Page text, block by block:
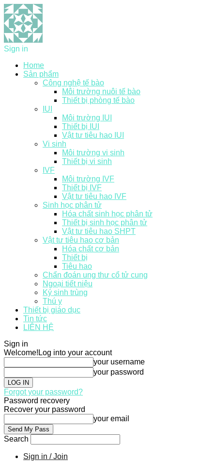
Sign in
Home
Sản phẩm
Công nghệ tế bào
Môi trường nuôi tế bào
Thiết bị phòng tế bào
IUI
Môi trường IUI
Thiết bị IUI
Vật tư tiêu hao IUI
Vi sinh
Môi trường vi sinh
Thiết bị vi sinh
IVF
Môi trường IVF
Thiết bị IVF
Vật tư tiêu hao IVF
Sinh học phân tử
Hóa chất sinh học phân tử
Thiết bị sinh học phân tử
Vật tư tiêu hao SHPT
Vật tư tiêu hao cơ bản
Hóa chất cơ bản
Thiết bị
Tiêu hao
Chẩn đoán ung thư cổ tử cung
Ngoại tiết niệu
Ký sinh trùng
Thú y
Thiết bị giáo dục
Tin tức
LIÊN HỆ
Sign in
Welcome! Log into your account
your username
your password
Forgot your password?
Password recovery
Recover your password
your email
Search
Sign in / Join